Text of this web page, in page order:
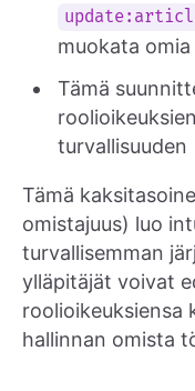
muokata
Tämä
turvallisuuden
Tämä
omistajuus) luo
turvallisemman
ylläpitäjät voivat
roolioikeuksiensa
hallinnan omista